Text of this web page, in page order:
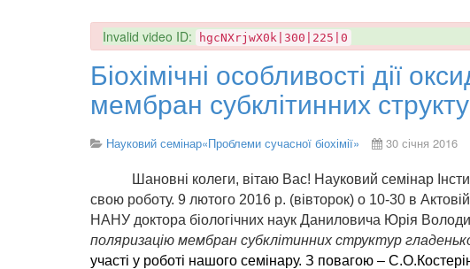
danger
Invalid video ID: hgcNXrjwX0k|300|225|0
Біохімічні особливості дії
мембран субклітинних
Науковий семінар«Проблеми сучасної біохімії» 30 січня 2016
Шановні колеги, вітаю Вас! Науковий семінар
свою роботу. 9 лютого 2016 р. (вівторок) о 10-30 в
НАНУ доктора біологічних наук Даниловича Юрія
поляризацію мембран субклітинних структур
участі у роботі нашого семінару. З повагою –